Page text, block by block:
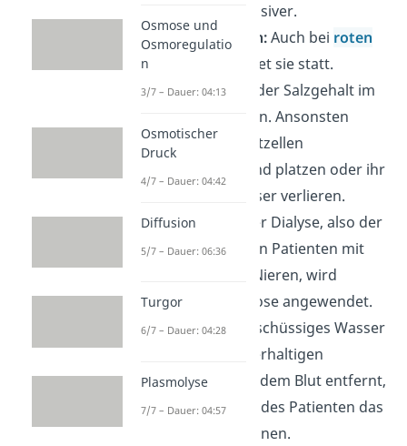
schmeckt intensiver.
Rote Blutzellen:Auch bei roten
findet sie statt.
Deshalb muss der Salzgehalt im
Körper stimmen. Ansonsten
können die Blutzellen
anschwellen und platzen oder ihr
gesamtes Wasser verlieren.
Medizin:
Bei der Dialyse, also der
Behandlung von Patienten mit
geschädigten Nieren, wird
ebenfalls Osmose angewendet.
Hier wird überschüssiges Wasser
mit einer zuckerhaltigen
Flüssigkeit aus dem Blut entfernt,
weil die Nieren des Patienten das
nicht mehr können.
Osmose und
Osmoregulatio
n
3/7 – Dauer: 04:13
Osmotischer
Druck
4/7 – Dauer: 04:42
Diffusion
5/7 – Dauer: 06:36
Turgor
6/7 – Dauer: 04:28
Plasmolyse
7/7 – Dauer: 04:57